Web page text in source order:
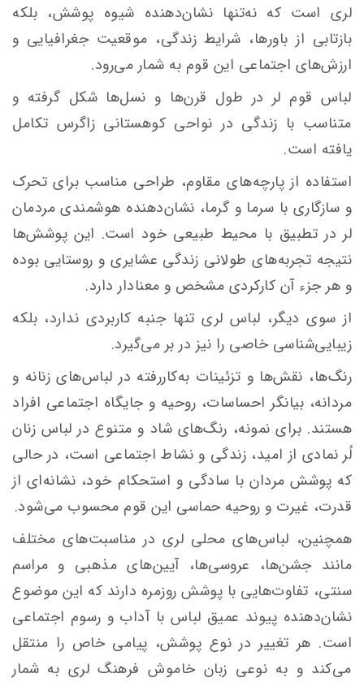
لری است که نه‌تنها نشان‌دهنده شیوه پوشش، بلکه
بازتابی از باورها، شرایط زندگی، موقعیت جغرافیایی و
ارزش‌های اجتماعی این قوم به شمار می‌رود.
لباس قوم لر در طول قرن‌ها و نسل‌ها شکل گرفته و
متناسب با زندگی در نواحی کوهستانی زاگرس تکامل
یافته است.
استفاده از پارچه‌های مقاوم، طراحی مناسب برای تحرک
و سازگاری با سرما و گرما، نشان‌دهنده هوشمندی مردمان
لر در تطبیق با محیط طبیعی خود است. این پوشش‌ها
نتیجه تجربه‌های طولانی زندگی عشایری و روستایی بوده
و هر جزء آن کارکردی مشخص و معنادار دارد.
از سوی دیگر، لباس لری تنها جنبه کاربردی ندارد، بلکه
زیبایی‌شناسی خاصی را نیز در بر می‌گیرد.
رنگ‌ها، نقش‌ها و تزئینات به‌کاررفته در لباس‌های زنانه و
مردانه، بیانگر احساسات، روحیه و جایگاه اجتماعی افراد
هستند. برای نمونه، رنگ‌های شاد و متنوع در لباس زنان
لُر نمادی از امید، زندگی و نشاط اجتماعی است، در حالی
که پوشش مردان با سادگی و استحکام خود، نشانه‌ای از
قدرت، غیرت و روحیه حماسی این قوم محسوب می‌شود.
همچنین، لباس‌های محلی لری در مناسبت‌های مختلف
مانند جشن‌ها، عروسی‌ها، آیین‌های مذهبی و مراسم
سنتی، تفاوت‌هایی با پوشش روزمره دارند که این موضوع
نشان‌دهنده پیوند عمیق لباس با آداب و رسوم اجتماعی
است. هر تغییر در نوع پوشش، پیامی خاص را منتقل
می‌کند و به نوعی زبان خاموش فرهنگ لری به شمار